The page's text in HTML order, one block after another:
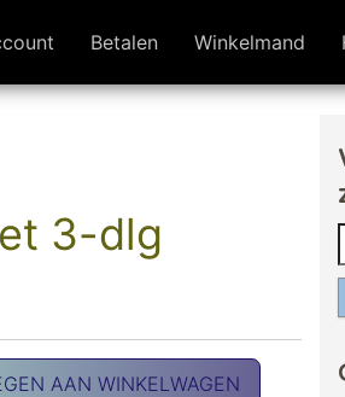
Betalen Winkelmand
3-dlg
AAN WINKELWAGEN